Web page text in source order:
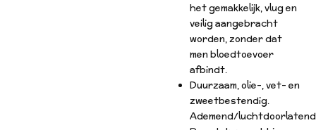
het gemakkelijk, vlug en
veilig aangebracht
worden, zonder dat
men bloedtoevoer
afbindt.
Duurzaam, olie-, vet- en
zweetbestendig.
Ademend/